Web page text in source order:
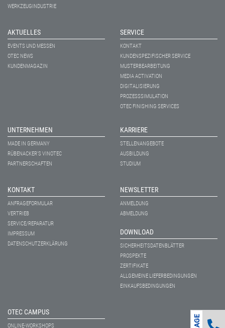
WERKZEUGINDUSTRIE
AKTUELLES
EVENTS UND MESSEN
OTEC NEWS
KUNDENMAGAZIN
SERVICE
KONTAKT
KUNDENSPEZIFISCHER SERVICE
MUSTERBEARBEITUNG
MEDIA ACTIVATION
DIGITALISIERUNG
PROZESSSIMULATION
OTEC FINISHING SERVICES
UNTERNEHMEN
MADE IN GERMANY
RÜBENACKER'S VINOTEC
PARTNERSCHAFTEN
KARRIERE
STELLENANGEBOTE
AUSBILDUNG
STUDIUM
KONTAKT
ANFRAGEFORMULAR
VERTRIEB
SERVICE/REPARATUR
IMPRESSUM
DATENSCHUTZERKLÄRUNG
NEWSLETTER
ANMELDUNG
ABMELDUNG
DOWNLOAD
SICHERHEITSDATENBLÄTTER
PROSPEKTE
ZERTIFIKATE
ALLGEMEINE LIEFERBEDINGUNGEN
EINKAUFSBEDINGUNGEN
OTEC CAMPUS
ONLINE-WORKSHOPS